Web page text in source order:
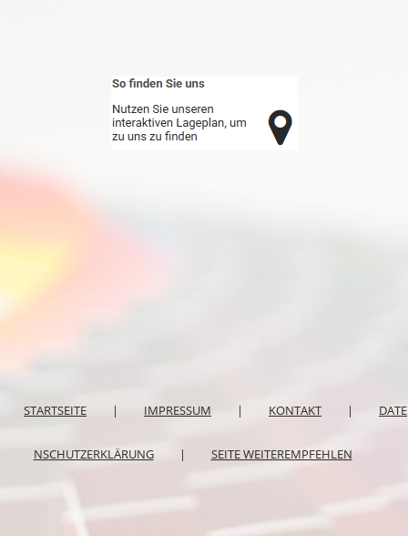
STARTSEITE | IMPRESSUM | KONTAKT | DATE
NSCHUTZERKLÄRUNG | SEITE WEITEREMPFEHLEN